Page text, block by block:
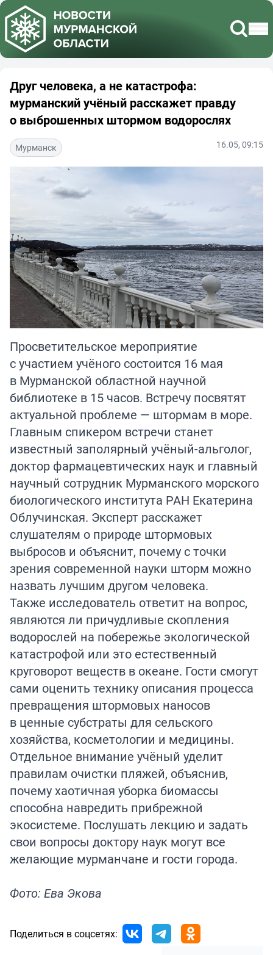
Друг человека, а не катастрофа:
мурманский учёный расскажет правду
о выброшенных штормом водорослях
Мурманск 16.05, 09:15
Просветительское мероприятие
с участием учёного состоится 16 мая
в Мурманской областной научной
библиотеке в 15 часов. Встречу посвятят
актуальной проблеме — штормам в море.
Главным спикером встречи станет
известный заполярный учёный-альголог,
доктор фармацевтических наук и главный
научный сотрудник Мурманского морского
биологического института РАН Екатерина
Облучинская. Эксперт расскажет
слушателям о природе штормовых
выбросов и объяснит, почему с точки
зрения современной науки шторм можно
назвать лучшим другом человека.
Также исследователь ответит на вопрос,
являются ли причудливые скопления
водорослей на побережье экологической
катастрофой или это естественный
круговорот веществ в океане. Гости смогут
сами оценить технику описания процесса
превращения штормовых наносов
в ценные субстраты для сельского
хозяйства, косметологии и медицины.
Отдельное внимание учёный уделит
правилам очистки пляжей, объяснив,
почему хаотичная уборка биомассы
способна навредить прибрежной
экосистеме. Послушать лекцию и задать
свои вопросы доктору наук могут все
желающие мурманчане и гости города.
Фото: Ева Экова
Поделиться в соцсетях: